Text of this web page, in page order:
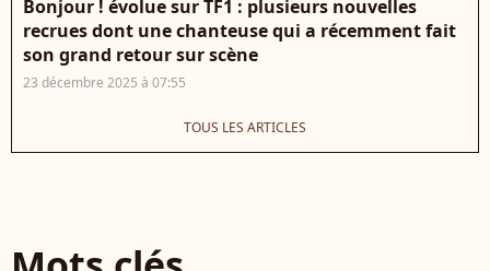
Bonjour ! évolue sur TF1 : plusieurs nouvelles
recrues dont une chanteuse qui a récemment fait
son grand retour sur scène
23 décembre 2025 à 07:55
TOUS LES ARTICLES